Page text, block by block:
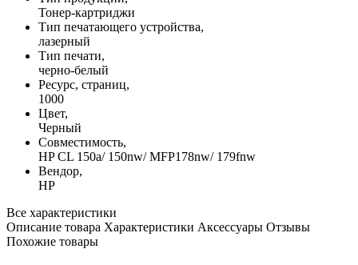
Тонер-картриджи
Тип печатающего устройства,
лазерный
Тип печати,
черно-белый
Ресурс, страниц,
1000
Цвет,
Черный
Совместимость,
HP CL 150a/ 150nw/ MFP178nw/ 179fnw
Вендор,
HP
Все характеристики
Описание товара Характеристики Аксессуары Отзывы
Похожие товары